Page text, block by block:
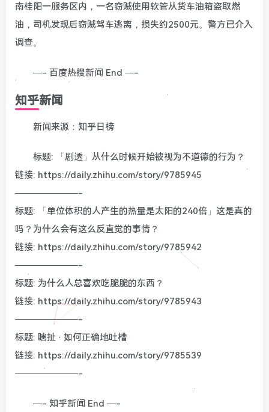
南桂阳一服务区内，一名窃贼使用软管从货车油箱盗取燃
油，司机发现后窃贼驾车逃离，损失约2500元。警方已介入
调查。
—- 百度热搜新闻 End —-
知乎新闻
新闻来源：知乎日榜
标题: 「剧透」从什么时候开始被视为不道德的行为？
链接: https://daily.zhihu.com/story/9785945
———————-
标题: 「单位体积的人产生的热量是太阳的240倍」这是真的
吗？为什么会有这么反直觉的事情？
链接: https://daily.zhihu.com/story/9785942
———————-
标题: 为什么人总喜欢吃脆脆的东西？
链接: https://daily.zhihu.com/story/9785943
———————-
标题: 瞎扯 · 如何正确地吐槽
链接: https://daily.zhihu.com/story/9785539
———————-
—- 知乎新闻 End —-